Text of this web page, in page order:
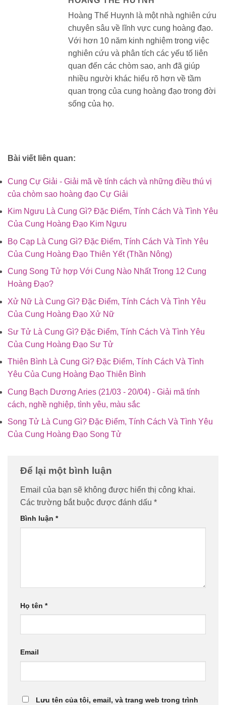
Hoàng Thế Huynh là một nhà nghiên cứu
chuyên sâu về lĩnh vực cung hoàng đạo.
Với hơn 10 năm kinh nghiệm trong việc
nghiên cứu và phân tích các yếu tố liên
quan đến các chòm sao, anh đã giúp
nhiều người khác hiểu rõ hơn về tầm
quan trọng của cung hoàng đạo trong đời
sống của họ.
Bài viết liên quan:
Cung Cự Giải - Giải mã về tính cách và những điều thú vị
của chòm sao hoàng đạo Cự Giải
Kim Ngưu Là Cung Gì? Đặc Điểm, Tính Cách Và Tình Yêu
Của Cung Hoàng Đạo Kim Ngưu
Bọ Cạp Là Cung Gì? Đặc Điểm, Tính Cách Và Tình Yêu
Của Cung Hoàng Đạo Thiên Yết (Thần Nông)
Cung Song Tử hợp Với Cung Nào Nhất Trong 12 Cung
Hoàng Đạo?
Xử Nữ Là Cung Gì? Đặc Điểm, Tính Cách Và Tình Yêu
Của Cung Hoàng Đạo Xử Nữ
Sư Tử Là Cung Gì? Đặc Điểm, Tính Cách Và Tình Yêu
Của Cung Hoàng Đạo Sư Tử
Thiên Bình Là Cung Gì? Đặc Điểm, Tính Cách Và Tình
Yêu Của Cung Hoàng Đạo Thiên Bình
Cung Bạch Dương Aries (21/03 - 20/04) - Giải mã tính
cách, nghề nghiệp, tình yêu, màu sắc
Song Tử Là Cung Gì? Đặc Điểm, Tính Cách Và Tình Yêu
Của Cung Hoàng Đạo Song Tử
Để lại một bình luận
Email của bạn sẽ không được hiển thị công khai.
Các trường bắt buộc được đánh dấu *
Bình luận *
Họ tên *
Email
Lưu tên của tôi, email, và trang web trong trình